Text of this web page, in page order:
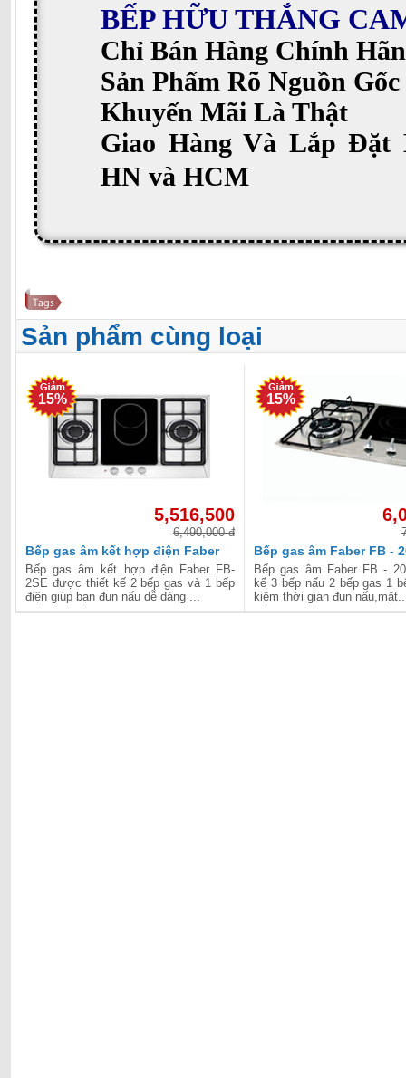
BẾP HỮU THẮNG
Chỉ Bán Hàng Chính
Sản Phẩm Rõ Nguồn
Khuyến Mãi Là Thật
Giao Hàng Và Lắp Đặt
HN và HCM
Sản phẩm cùng loại
15%
5,516,500
6,490,000 đ
Bếp gas âm kết hợp điện Faber
FB-2SE
Bếp gas âm kết hợp điện Faber FB-
2SE được thiết kế 2 bếp gas và 1 bếp
điện giúp bạn đun nấu dễ dàng ...
15%
Bếp gas âm Faber FB -
Bếp gas âm Faber FB -
kế 3 bếp nấu 2 bếp gas 1
kiệm thời gian đun